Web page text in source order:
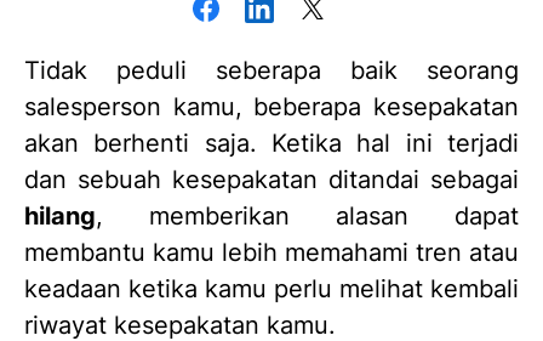
Tidak peduli seberapa baik seorang
salesperson kamu, beberapa kesepakatan
akan berhenti saja. Ketika hal ini terjadi
dan sebuah kesepakatan ditandai sebagai
hilang, memberikan alasan dapat
membantu kamu lebih memahami tren atau
keadaan ketika kamu perlu melihat kembali
riwayat kesepakatan kamu.